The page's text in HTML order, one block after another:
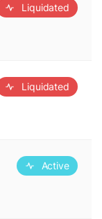
Liquidated
Liquidated
Active